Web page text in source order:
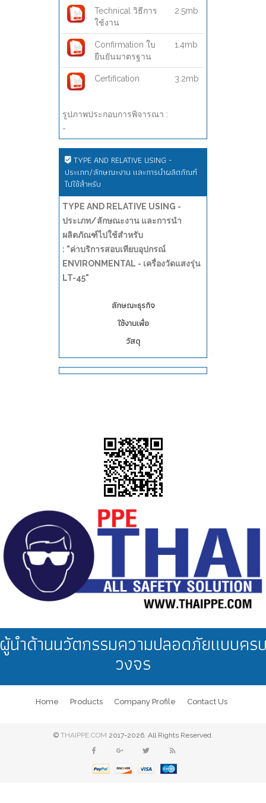
Technical วิธีการ
ใช้งาน
2.5mb
Confirmation ใบ
ยืนยันมาตรฐาน
1.4mb
Certification 3.2mb
รูปภาพประกอบการพิจารณา :
-
TYPE AND RELATIVE USING -
ประเภท/ลักษณะงาน และการนำผลิตภัณฑ์
ไปใช้สำหรับ
TYPE AND RELATIVE USING -
ประเภท/ลักษณะงาน และการนำ
ผลิตภัณฑ์ไปใช้สำหรับ
: "ค่าบริการสอบเทียบอุปกรณ์
ENVIRONMENTAL - เครื่องวัดแสงรุ่น
LT-45"
ลักษณะธุรกิจ
ใช้งานเพื่อ
วัสดุ
นำด้านนวัตกรรมความปลอดภัยแบบคร
วงจร
Home Products Company Profile Contact Us
© THAIPPE.COM 2017-2026. All Rights Reserved.